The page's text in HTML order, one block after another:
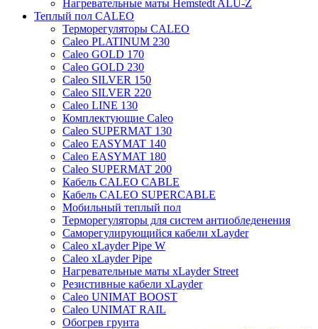
Нагревательные маты Hemstedt ALU-Z
Теплый пол CALEO
Терморегуляторы CALEO
Caleo PLATINUM 230
Caleo GOLD 170
Caleo GOLD 230
Caleo SILVER 150
Caleo SILVER 220
Caleo LINE 130
Комплектующие Caleo
Caleo SUPERMAT 130
Caleo EASYMAT 140
Caleo EASYMAT 180
Caleo SUPERMAT 200
Кабель CALEO CABLE
Кабель CALEO SUPERCABLE
Мобильный теплый пол
Терморегуляторы для систем антиобледенения
Саморегулирующийся кабели xLayder
Caleo xLayder Pipe W
Caleo xLayder Pipe
Нагревательные маты xLayder Street
Резистивные кабели xLayder
Caleo UNIMAT BOOST
Caleo UNIMAT RAIL
Обогрев грунта